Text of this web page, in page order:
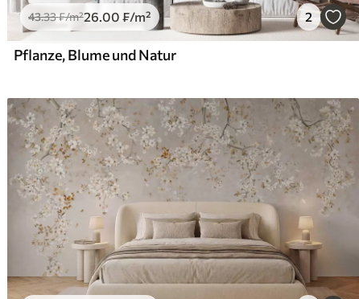
43.33₣/m²26.00 ₣/m² 2
Pflanze, Blume und Natur